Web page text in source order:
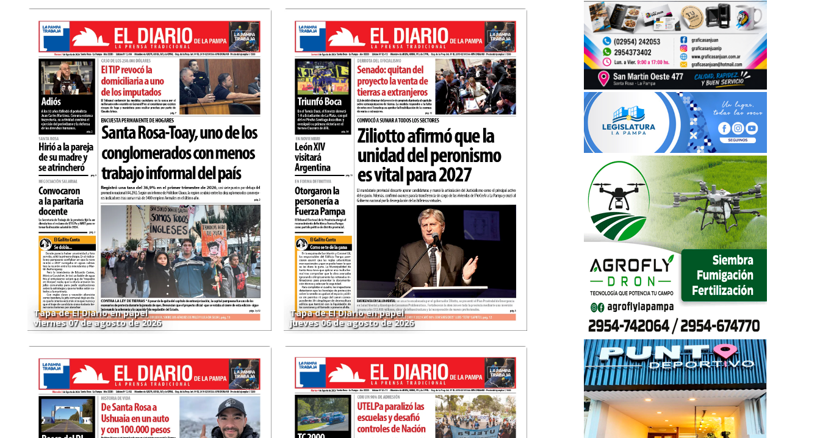
Tapa de El Diario en papel
viernes 07 de agosto de 2026
Tapa de El Diario en papel
jueves 06 de agosto de 2026